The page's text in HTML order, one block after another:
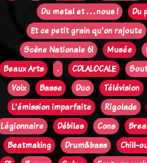
Du metal et . . . nous !
Du
Et ce petit grain qu'on rajoute
Scène Nationale 61
Musée
Beaux Arts
. CDLALOCALE
Voix
Basse Duo Télévision
L'émission imparfaite
Rigolade
Légionnaire
Débiles Cons
Beatmaking
Drum&bass Chill-